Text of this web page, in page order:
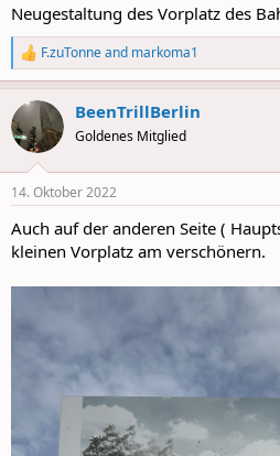
Neugestaltung des Vorplatz des
R
e
a
c
t
i
s
F.zuTonneand markoma1
BeenTrillBerlin
Goldenes Mitglied
14. Oktober 2022
Auch auf der anderen Seite (
kleinen Vorplatz am verschönern.